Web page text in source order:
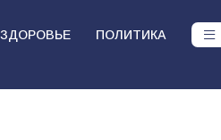
ЗДОРОВЬЕ ПОЛИТИКА